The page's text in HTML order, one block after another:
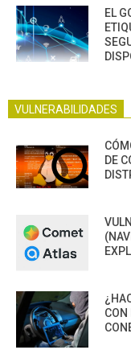
EL
VULNERABILIDADES
DE
CON